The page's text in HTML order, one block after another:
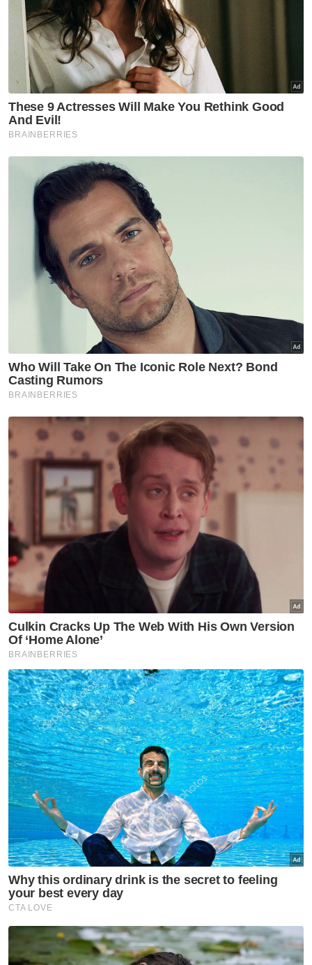
Ibu bapa dibenar kendali media sosial anak bawah 16
tahun - Fahmi
Perancis ikut Australia larang remaja bawah 15
tahun guna media sosial
Had umur 16 tahun media sosial dijangka
dikuatkuasakan Julai - Nie Ching
Sehubungan itu, beliau berkata, kerajaan
Dana Inovasi Media berjumlah RM30 juta bagi
membantu syarikat media dan organisasi
berkaitan memanfaatkan teknologi AI dalam
operasi masing-masing.
Beliau berkata, dana itu diharap dapat
digunakan bagi memperkukuh penggunaan
teknologi tanpa menjejaskan pekerjaan, di
samping membuka ruang kepada model
pendapatan baharu dalam industri media. -
Bernama
Berita Telus & Tulus menerusi E-Mel setiap
hari!